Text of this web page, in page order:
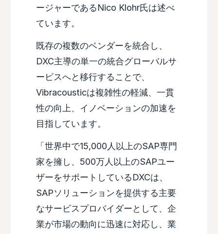
ージャーであるNico Klohr氏は述べ
ています。
既存の複数のベンダーを統合し、
DXC主導の単一の統合グローバルサ
ービスへと移行することで、
Vibracousticは複雑性の軽減、一貫
性の向上、イノベーションの加速を
目指しています。
「世界中で15,000人以上のSAP専門
家を擁し、500万人以上のSAPユー
ザーをサポートしているDXCは、
SAPソリューションを提供する主要
なサービスプロバイダーとして、企
業が市場の動向に迅速に対応し、業